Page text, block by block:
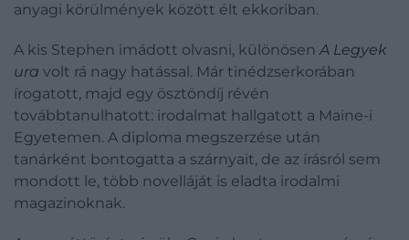
anyagi körülmények között élt ekkoriban.
A kis Stephen imádott olvasni, különösenA Legyek
ura volt rá nagy hatással. Már tinédzserkorában
írogatott, majd egy ösztöndíj révén
továbbtanulhatott: irodalmat hallgatott a Maine-i
Egyetemen. A diploma megszerzése után
tanárként bontogatta a szárnyait, de az írásról sem
mondott le, több novelláját is eladta irodalmi
magazinoknak.